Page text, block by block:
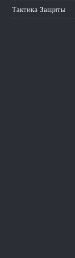
Тактика Защиты